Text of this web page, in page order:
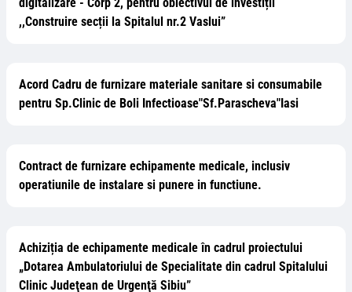
,,Construire secții la Spitalul nr.2 Vaslui”
Acord Cadru de furnizare materiale sanitare si consumabile
pentru Sp.Clinic de Boli Infectioase"Sf.Parascheva"Iasi
Contract de furnizare echipamente medicale, inclusiv
operatiunile de instalare si punere in functiune.
Achiziția de echipamente medicale în cadrul proiectului
„Dotarea Ambulatoriului de Specialitate din cadrul Spitalului
Clinic Judeţean de Urgenţă Sibiu”